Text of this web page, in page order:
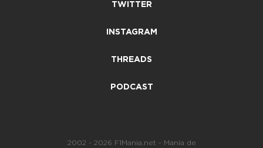
TWITTER
INSTAGRAM
THREADS
PODCAST
2002 - 2026 F1Mania.net - Mania de